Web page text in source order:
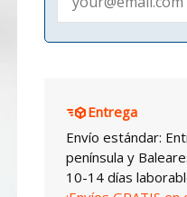
Entrega
Envío estándar:
península y
10-14 días